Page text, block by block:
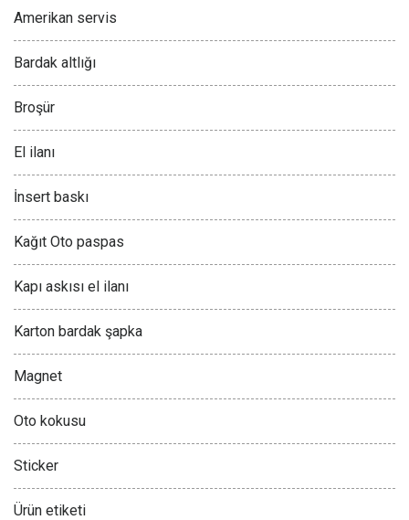
Amerikan servis
Bardak altlığı
Broşür
El ilanı
İnsert baskı
Kağıt Oto paspas
Kapı askısı el ilanı
Karton bardak şapka
Magnet
Oto kokusu
Sticker
Ürün etiketi